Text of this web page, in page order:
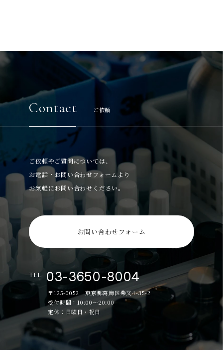
Contact ご依頼
ご依頼やご質問については、
お電話・お問い合わせフォームより
お気軽にお問い合わせください。
お問い合わせフォーム
TEL 03-3650-8004
〒125-0052 東京都葛飾区柴又4-35-2
受付時間：10:00～20:00
定休：日曜日・祝日